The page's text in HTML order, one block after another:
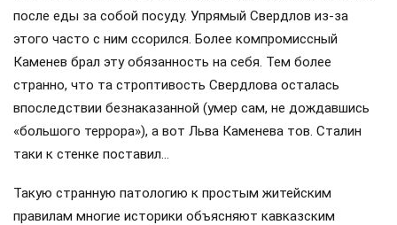
после еды за собой посуду. Упрямый Свердлов из-за
этого часто с ним ссорился. Более компромиссный
Каменев брал эту обязанность на себя. Тем более
странно, что та строптивость Свердлова осталась
впоследствии безнаказанной (умер сам, не дождавшись
«большого террора»), а вот Льва Каменева тов. Сталин
таки к стенке поставил…
Такую странную патологию к простым житейским
правилам многие историки объясняют кавказским